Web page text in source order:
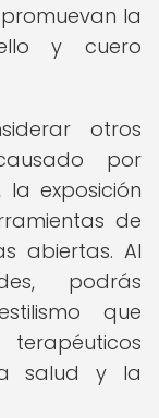
la
y cuero
otros
por
exposición
de
abiertas. Al
podrás
que
salud y la